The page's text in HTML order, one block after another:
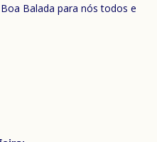
Balada para nós todos e